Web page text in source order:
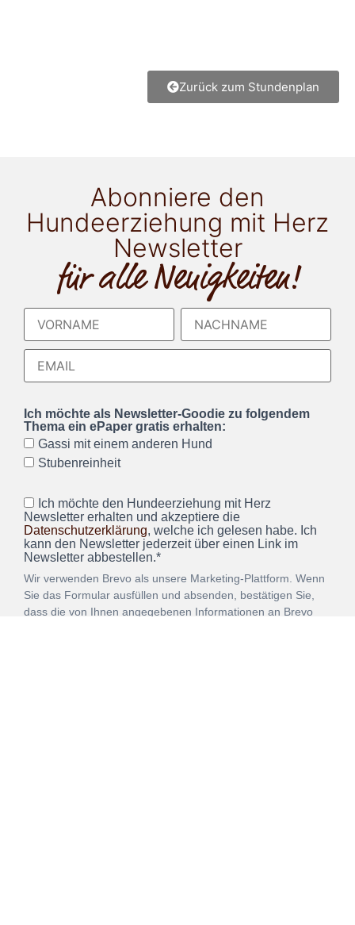
Zurück zum Stundenplan
Abonniere den
Hundeerziehung mit Herz
Newsletter
für alle Neuigkeiten!
Ich möchte als Newsletter-Goodie zu folgendem
Thema ein ePaper gratis erhalten:
Gassi mit einem anderen Hund
Stubenreinheit
Ich möchte den Hundeerziehung mit Herz
Newsletter erhalten und akzeptiere die
Datenschutzerklärung, welche ich gelesen habe. Ich
kann den Newsletter jederzeit über einen Link im
Newsletter abbestellen.*
Wir verwenden Brevo als unsere Marketing-Plattform. Wenn
Sie das Formular ausfüllen und absenden, bestätigen Sie,
dass die von Ihnen angegebenen Informationen an Brevo